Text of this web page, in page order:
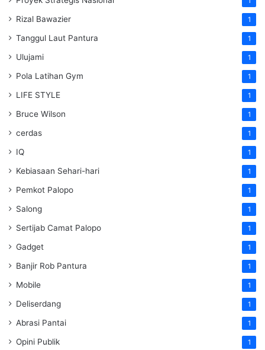
Rizal Bawazier 1
Tanggul Laut Pantura 1
Ulujami 1
Pola Latihan Gym 1
LIFE STYLE 1
Bruce Wilson 1
cerdas 1
IQ 1
Kebiasaan Sehari-hari 1
Pemkot Palopo 1
Salong 1
Sertijab Camat Palopo 1
Gadget 1
Banjir Rob Pantura 1
Mobile 1
Deliserdang 1
Abrasi Pantai 1
Opini Publik 1